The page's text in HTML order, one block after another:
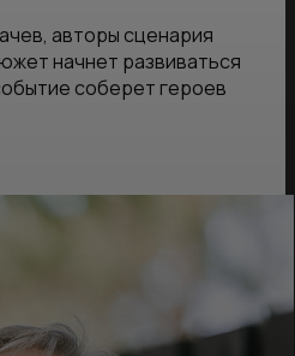
авторы сценария
начнет развиваться
соберет героев